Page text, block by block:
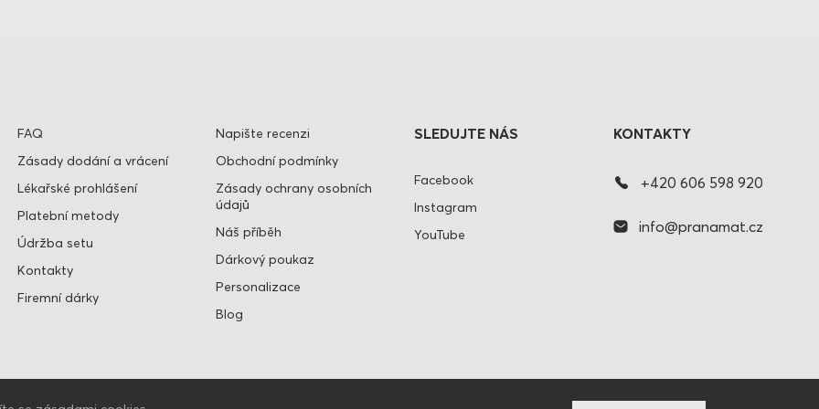
FAQ
Zásady dodání a vrácení
Lékařské prohlášení
Platební metody
Údržba setu
Kontakty
Firemní dárky
Napište recenzi
Obchodní podmínky
Zásady ochrany osobních
údajů
Náš příběh
Dárkový poukaz
Personalizace
Blog
SLEDUJTE NÁS
Facebook
Instagram
YouTube
KONTAKTY
+420 606 598 920
info@pranamat.cz
SPOJENÉ STÁTY AMERICKÉ